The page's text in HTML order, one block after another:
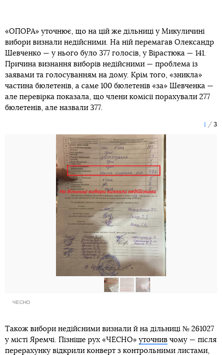
«ОПОРА» уточнює, що на цій же дільниці у Микуличині
вибори визнали недійсними. На ній перемагав Олександр
Шевченко — у нього було 377 голосів, у Вірастюка — 141.
Причина визнання виборів недійсними — проблема із
заявами та голосуванням на дому. Крім того, «зникла»
частина бюлетенів, а саме 100 бюлетенів «за» Шевченка —
але перевірка показала, що члени комісії порахували 277
бюлетенів, але назвали 377.
1 3
ЧЕСНО
Також вибори недійсними визнали й на дільниці № 261027
у місті Яремчі. Пізніше рух «ЧЕСНО» уточнив чому — після
перерахунку відкрили конверт з контрольними листами,